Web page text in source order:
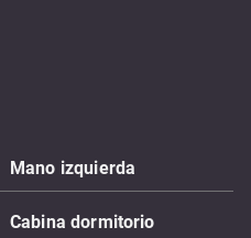
Mano izquierda
Cabina dormitorio